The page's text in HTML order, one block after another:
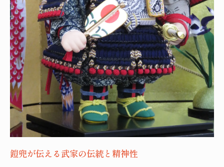
鎧兜が伝える武家の伝統と精神性